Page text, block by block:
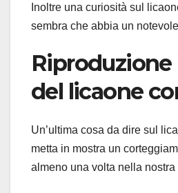
Inoltre una curiosità sul
sembra che abbia un
del licaone
Un’ultima cosa da dire sul
metta in mostra un
almeno una volta nella nostra